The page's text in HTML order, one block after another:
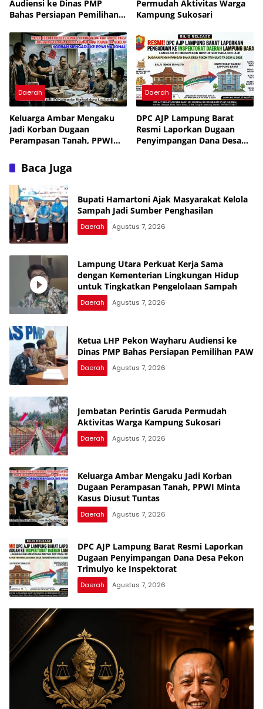
Audiensi ke Dinas PMP
Bahas Persiapan Pemilihan
Permudah Aktivitas Warga
Kampung Sukosari
Daerah
Keluarga Ambar Mengaku
Jadi Korban Dugaan
Perampasan Tanah, PPWI
Daerah
DPC AJP Lampung Barat
Resmi Laporkan Dugaan
Penyimpangan Dana Desa
Baca Juga
Bupati Hamartoni Ajak Masyarakat Kelola
Sampah Jadi Sumber Penghasilan
Daerah Agustus 7, 2026
Lampung Utara Perkuat Kerja Sama
dengan Kementerian Lingkungan Hidup
untuk Tingkatkan Pengelolaan Sampah
Daerah Agustus 7, 2026
Ketua LHP Pekon Wayharu Audiensi ke
Dinas PMP Bahas Persiapan Pemilihan PAW
Daerah Agustus 7, 2026
Jembatan Perintis Garuda Permudah
Aktivitas Warga Kampung Sukosari
Daerah Agustus 7, 2026
Keluarga Ambar Mengaku Jadi Korban
Dugaan Perampasan Tanah, PPWI Minta
Kasus Diusut Tuntas
Daerah Agustus 7, 2026
DPC AJP Lampung Barat Resmi Laporkan
Dugaan Penyimpangan Dana Desa Pekon
Trimulyo ke Inspektorat
Daerah Agustus 7, 2026